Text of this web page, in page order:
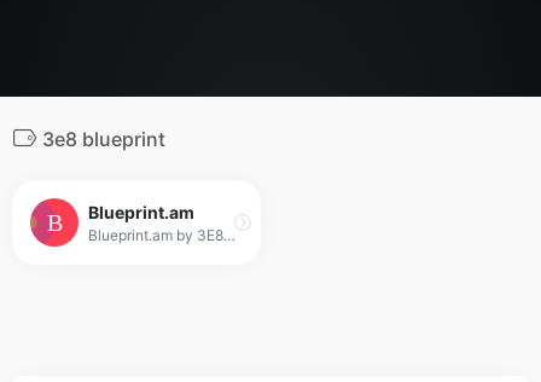
3e8 blueprint
Blueprint.am
Blueprint.am by 3E8 Robotics — design hardware projects with AI. Generate wiring diagrams, bills of materials, and step-by-step assembly guides from a single prompt.